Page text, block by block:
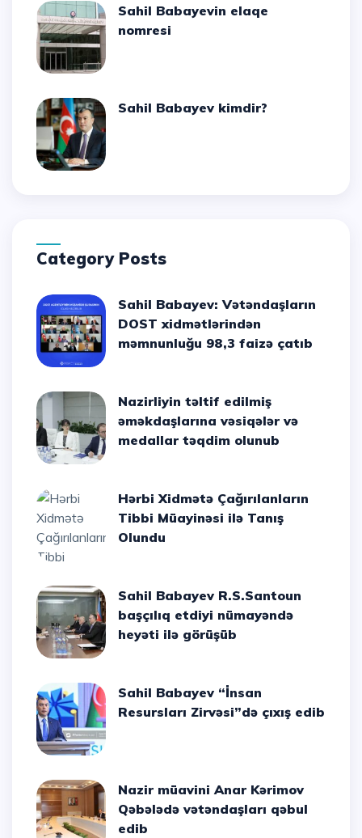
Sahil Babayevin elaqe
nomresi
Sahil Babayev kimdir?
Category Posts
Sahil Babayev: Vətəndaşların
DOST xidmətlərindən
məmnunluğu 98,3 faizə çatıb
Nazirliyin təltif edilmiş
əməkdaşlarına vəsiqələr və
medallar təqdim olunub
Hərbi Xidmətə Çağırılanların
Tibbi Müayinəsi ilə Tanış
Olundu
Sahil Babayev R.S.Santoun
başçılıq etdiyi nümayəndə
heyəti ilə görüşüb
Sahil Babayev “İnsan
Resursları Zirvəsi”də çıxış edib
Nazir müavini Anar Kərimov
Qəbələdə vətəndaşları qəbul
edib